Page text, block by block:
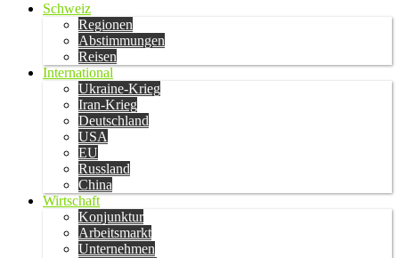
Schweiz
Regionen
Abstimmungen
Reisen
International
Ukraine-Krieg
Iran-Krieg
Deutschland
USA
EU
Russland
China
Wirtschaft
Konjunktur
Arbeitsmarkt
Unternehmen